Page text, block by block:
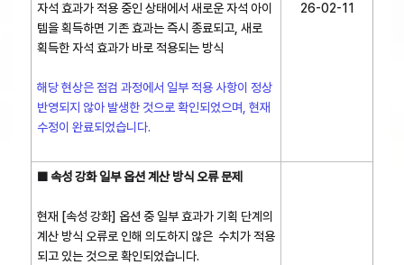
자석 효과가 적용 중인 상태에서 새로운 자석 아이
템을 획득하면 기존 효과는 즉시 종료되고, 새로
획득한 자석 효과가 바로 적용되는 방식
해당 현상은 점검 과정에서 일부 적용 사항이 정상
반영되지 않아 발생한 것으로 확인되었으며, 현재
수정이 완료되었습니다.
26-02-11
■ 속성 강화 일부 옵션 계산 방식 오류 문제
현재 [속성 강화] 옵션 중 일부 효과가 기획 단계의
계산 방식 오류로 인해 의도하지 않은 수치가 적용
되고 있는 것으로 확인되었습니다.